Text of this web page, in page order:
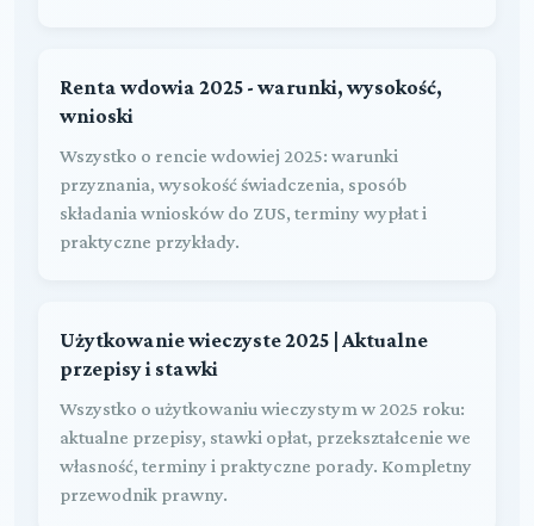
Renta wdowia 2025 - warunki, wysokość,
wnioski
Wszystko o rencie wdowiej 2025: warunki
przyznania, wysokość świadczenia, sposób
składania wniosków do ZUS, terminy wypłat i
praktyczne przykłady.
Użytkowanie wieczyste 2025 | Aktualne
przepisy i stawki
Wszystko o użytkowaniu wieczystym w 2025 roku:
aktualne przepisy, stawki opłat, przekształcenie we
własność, terminy i praktyczne porady. Kompletny
przewodnik prawny.